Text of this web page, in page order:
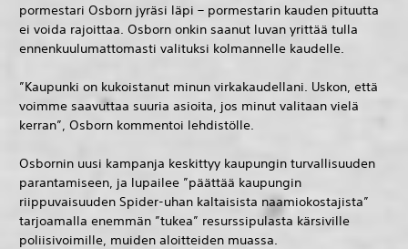
pormestari Osborn jyräsi läpi – pormestarin kauden pituutta
ei voida rajoittaa. Osborn onkin saanut luvan yrittää tulla
ennenkuulumattomasti valituksi kolmannelle kaudelle.
”Kaupunki on kukoistanut minun virkakaudellani. Uskon, että
voimme saavuttaa suuria asioita, jos minut valitaan vielä
kerran”, Osborn kommentoi lehdistölle.
Osbornin uusi kampanja keskittyy kaupungin turvallisuuden
parantamiseen, ja lupailee ”päättää kaupungin
riippuvaisuuden Spider-uhan kaltaisista naamiokostajista”
tarjoamalla enemmän ”tukea” resurssipulasta kärsiville
poliisivoimille, muiden aloitteiden muassa.